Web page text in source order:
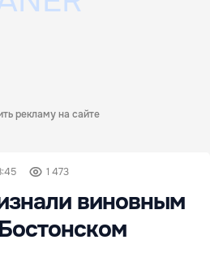
рекламу на сайте
1 473
виновным